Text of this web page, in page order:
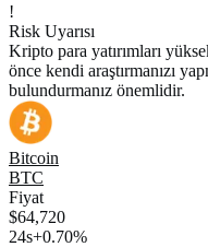
!
Risk Uyarısı
Kripto para yatırımları
önce kendi araştırmanızı
bulundurmanız önemlidir.
Bitcoin
BTC
Fiyat
$64,720
24s+0.70%